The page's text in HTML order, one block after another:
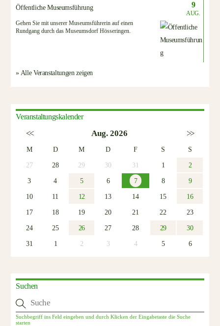
Öffentliche Museumsführung 9
AUG.
Gehen Sie mit unserer Museumsführerin auf einen
Rundgang durch das Museumsdorf Hösseringen.
» Alle Veranstaltungen zeigen
Veranstaltungskalender
<< Aug. 2026 >>
M D M D F S
S
27
28 29 30 31 1
2
3
4 5 6 7 8
9
10
11 12 13 14 15
16
17
18 19 20 21 22
23
24
25 26 27 28 29
30
31
1 2 3 4 5 6
Suchen